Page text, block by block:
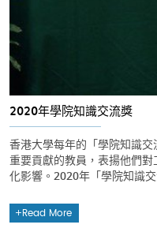
2020年學院知識交流獎
香港大學每年的「學院知識
重要貢獻的教員，表揚他們
化影響。2020年「學院知識
Read More